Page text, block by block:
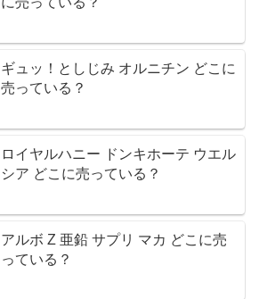
ギュッ！としじみ オルニチン どこに
売っている？
ロイヤルハニー ドンキホーテ ウエル
シア どこに売っている？
アルボ Z 亜鉛 サプリ マカ どこに売
っている？